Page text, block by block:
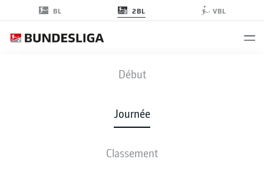
BL 2BL VBL
Début
Journée
Classement
EBS - BSC
COMPOSITIONS STATISTIQUES